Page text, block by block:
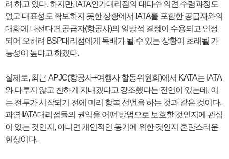
려 하고 있다. 하지만, IATA인가대리점의 대다수 의견 수렴과정도
없고 대표성도 확보하지 못한 상황에서 IATA를 포함한 공급자와의
대화에 나선다면 공급자(항공사)의 일방적 결정이 수용되고 인정
되어 오히려 BSP대리점에게 독배가 될 수 있는 상황이 초래될 가
능성이 높다고 하겠다.
실제로, 최근 APJC(항공사+여행사 합동위원회)에서 KATA는 IATA
와 다투지 않고 친하게 지내겠다고 강조했다는 전언이 있는데, 이
는 전투가 시작되기 전에 미리 항복 선언을 하는 것과 같은 것이다.
과연 IATA대리점들의 권익을 어떤 방법으로 보호할 것인지에 관심
이 있는 것인지, 아니면 개인적인 동기에 위한 것인지 혼란스러운
현상이다.